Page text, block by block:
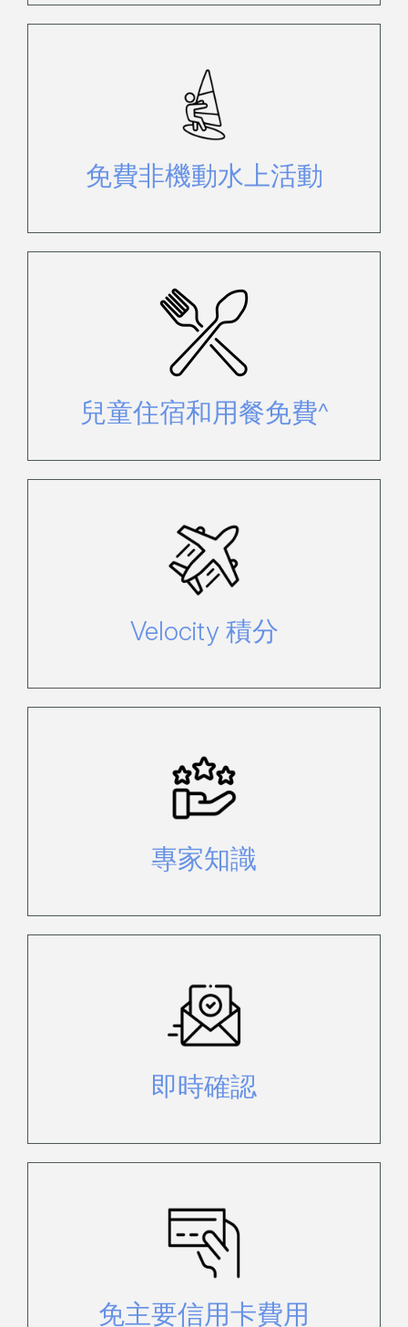
免費非機動水上活動
享受一系列免費的水上活動，包括雙
體船、獨木舟、SUP 和浮潛。
兒童住宿和用餐免費^
12 歲及以下兒童可在指定餐廳免費
用餐，並免費住宿^。
Velocity 積分
每消費 $1 可賺取高達 3 分 Velocity
FF 積分*。
專家知識
我們比任何人都了解漢密爾頓島，可
以提供適合您的建議。
即時確認
只需支付 20% 的訂金，即可立即確
保您的預訂。有關政策請參閱預訂條
免主要信用卡費用
Visa、萬事達卡、銀聯國際卡或
AMEX 免收信用卡費用